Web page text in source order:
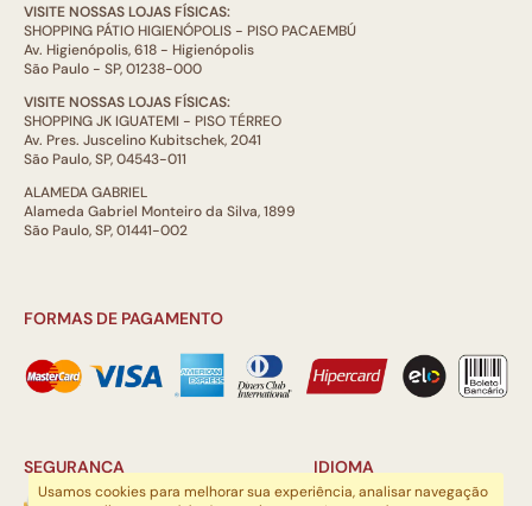
VISITE NOSSAS LOJAS FÍSICAS:
SHOPPING PÁTIO HIGIENÓPOLIS - PISO PACAEMBÚ
Av. Higienópolis, 618 - Higienópolis
São Paulo - SP, 01238-000
VISITE NOSSAS LOJAS FÍSICAS:
SHOPPING JK IGUATEMI - PISO TÉRREO
Av. Pres. Juscelino Kubitschek, 2041
São Paulo, SP, 04543-011
ALAMEDA GABRIEL
Alameda Gabriel Monteiro da Silva, 1899
São Paulo, SP, 01441-002
FORMAS DE PAGAMENTO
SEGURANÇA IDIOMA
Usamos cookies para melhorar sua experiência, analisar navegação